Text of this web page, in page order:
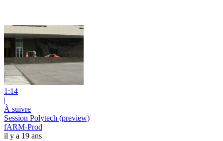
1:14
|
À suivre
Session Polytech (preview)
fARM-Prod
il y a 19 ans